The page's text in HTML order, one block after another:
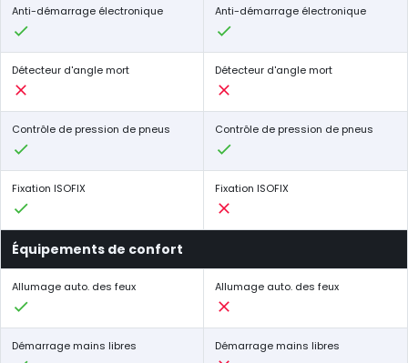
Anti-démarrage électronique Anti-démarrage électronique
Détecteur d'angle mort Détecteur d'angle mort
Contrôle de pression de pneus Contrôle de pression de pneus
Fixation ISOFIX Fixation ISOFIX
Équipements de confort
Allumage auto. des feux Allumage auto. des feux
Démarrage mains libres Démarrage mains libres